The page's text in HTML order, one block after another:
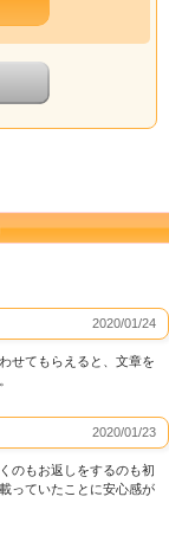
2020/01/24
せてもらえると、文章を
2020/01/23
のもお返しをするのも初
っていたことに安心感が